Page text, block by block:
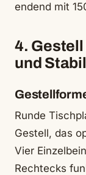
endend mit
4.
und
Runde
Gestell, das
Vier
Rechtecks